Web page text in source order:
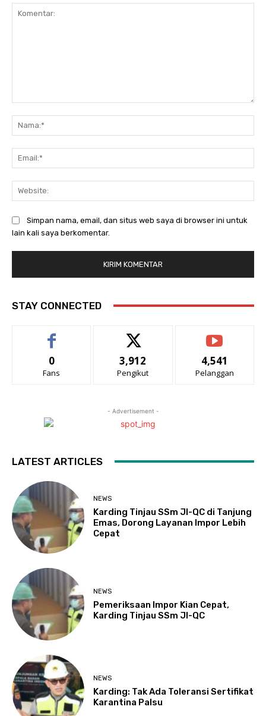
Simpan nama, email, dan situs web saya di browser ini untuk
lain kali saya berkomentar.
STAY CONNECTED
0
Fans
3,912
Pengikut
4,541
Pelanggan
- Advertisement -
LATEST ARTICLES
NEWS
Karding Tinjau SSm JI-QC di Tanjung
Emas, Dorong Layanan Impor Lebih
Cepat
NEWS
Pemeriksaan Impor Kian Cepat,
Karding Tinjau SSm JI-QC
NEWS
Karding: Tak Ada Toleransi Sertifikat
Karantina Palsu